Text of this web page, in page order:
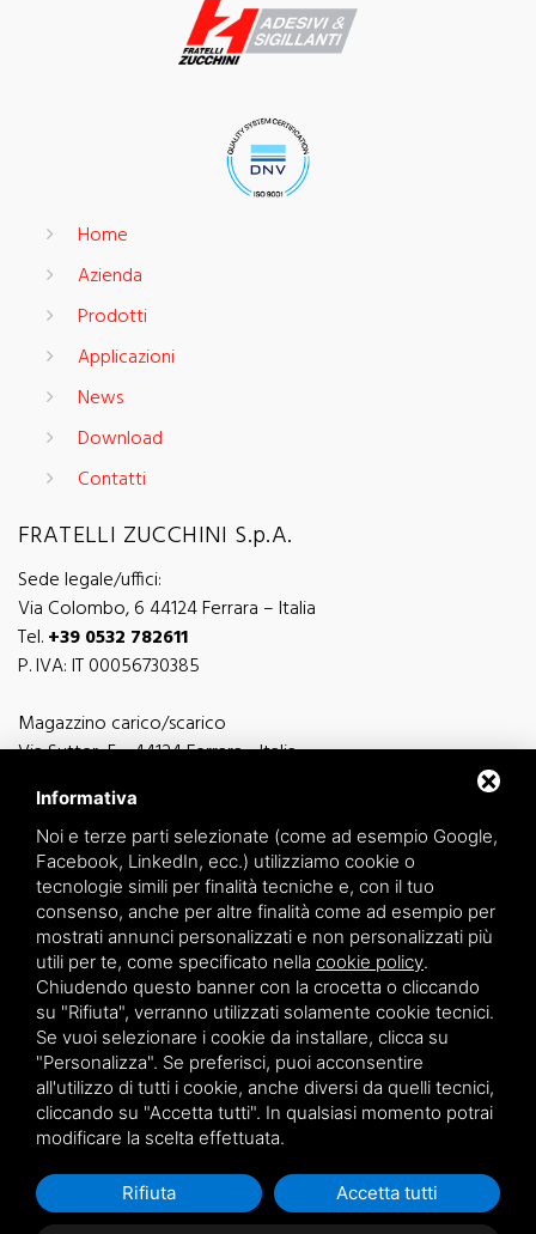
Home
Azienda
Prodotti
Applicazioni
News
Download
Contatti
FRATELLI ZUCCHINI S.p.A.
Sede legale/uffici:
Via Colombo, 6 44124 Ferrara – Italia
Tel.+39 0532 782611
P. IVA: IT 00056730385
Magazzino carico/scarico
Via Sutter, 5 - 44124 Ferrara - Italia
Via Finati 4/L - 4/M - 44124 Ferrara - Italia
informazioni generiche
info@zucchini.it
ufficio commerciale
commerciale@zucchini.it
Privacy/Sitemap
Informativa
Noi e terze parti selezionate (come ad esempio Google,
Facebook, LinkedIn, ecc.) utilizziamo cookie o
tecnologie simili per finalità tecniche e, con il tuo
consenso, anche per altre finalità come ad esempio per
mostrati annunci personalizzati e non personalizzati più
utili per te, come specificato nella cookie policy.
Chiudendo questo banner con la crocetta o cliccando
su "Rifiuta", verranno utilizzati solamente cookie tecnici.
Se vuoi selezionare i cookie da installare, clicca su
"Personalizza". Se preferisci, puoi acconsentire
all'utilizzo di tutti i cookie, anche diversi da quelli tecnici,
cliccando su "Accetta tutti". In qualsiasi momento potrai
modificare la scelta effettuata.
Rifiuta Accetta tutti